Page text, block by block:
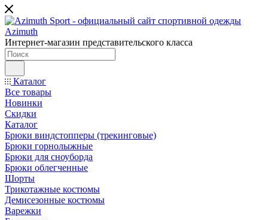
Интернет-магазин представительского класса
Каталог
Все товары
Новинки
Скидки
Каталог
Брюки виндстопперы (трекинговые)
Брюки горнолыжные
Брюки для сноуборда
Брюки облегченные
Шорты
Трикотажные костюмы
Демисезонные костюмы
Варежки